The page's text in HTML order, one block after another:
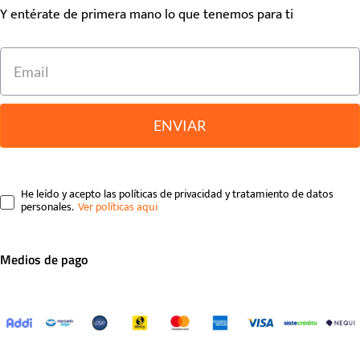
Y entérate de primera mano lo que tenemos para ti
ENVIAR
He leído y acepto las políticas de privacidad y tratamiento de datos
personales.
Medios de pago